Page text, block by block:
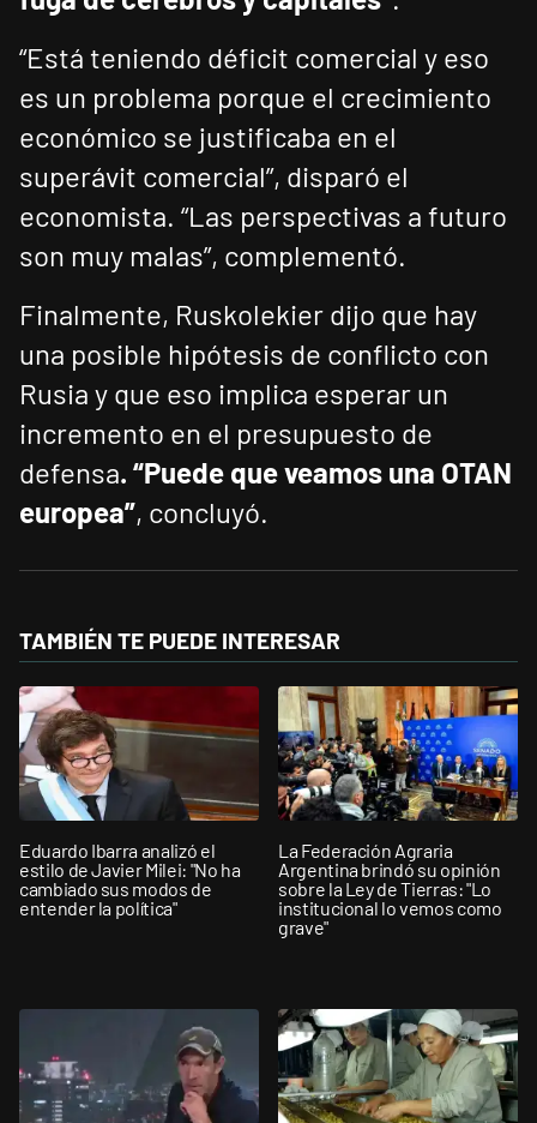
“Está teniendo déficit comercial y eso
es un problema porque el crecimiento
económico se justificaba en el
superávit comercial”, disparó el
economista. “Las perspectivas a futuro
son muy malas”, complementó.
Finalmente, Ruskolekier dijo que hay
una posible hipótesis de conflicto con
Rusia y que eso implica esperar un
incremento en el presupuesto de
defensa. “Puede que veamos una OTAN
europea”, concluyó.
TAMBIÉN TE PUEDE INTERESAR
Eduardo Ibarra analizó el
estilo de Javier Milei: "No ha
cambiado sus modos de
entender la política"
La Federación Agraria
Argentina brindó su opinión
sobre la Ley de Tierras: "Lo
institucional lo vemos como
grave"